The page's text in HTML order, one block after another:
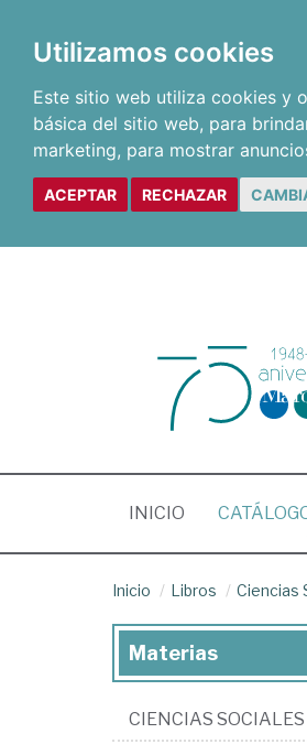
Utilizamos cookies
Este sitio web utiliza cookies y
básica del sitio web, para
marketing, para mostrar
ACEPTAR RECHAZAR
INICIO (CURRENT)
Inicio Libros Ciencias
Materias
CIENCIAS SOCIALES